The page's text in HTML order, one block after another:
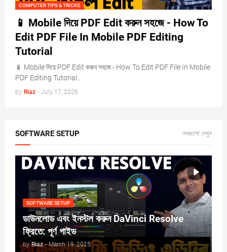
COMPUTER TIPS & TRICKS
📱 Mobile দিয়ে PDF Edit করুন সহজে - How To
Edit PDF File In Mobile PDF Editing
Tutorial
📱 Mobile দিয়ে PDF Edit করুন সহজে - How To Edit PDF File In Mobile
PDF Editing Tutorial…
by Riaz - July 17, 2026
SOFTWARE SETUP সবগুলো দেখুন
SOFTWARE SETUP
ডাউনলোড এবং ইনস্টল করুন DaVinci Resolve
ফ্রিতে: পূর্ণ গাইড
by Riaz - March 19, 2025